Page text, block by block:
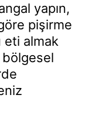
yapın,
pişirme
almak